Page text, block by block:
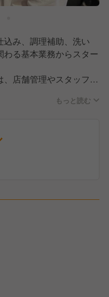
込み、調理補助、洗い
る基本業務からスター
店舗管理やスタッフ教
】
毎年＋2店舗のペース
格チャンスが多く、成
された評価シートをも
るため、キャリアアッ
もっと読む